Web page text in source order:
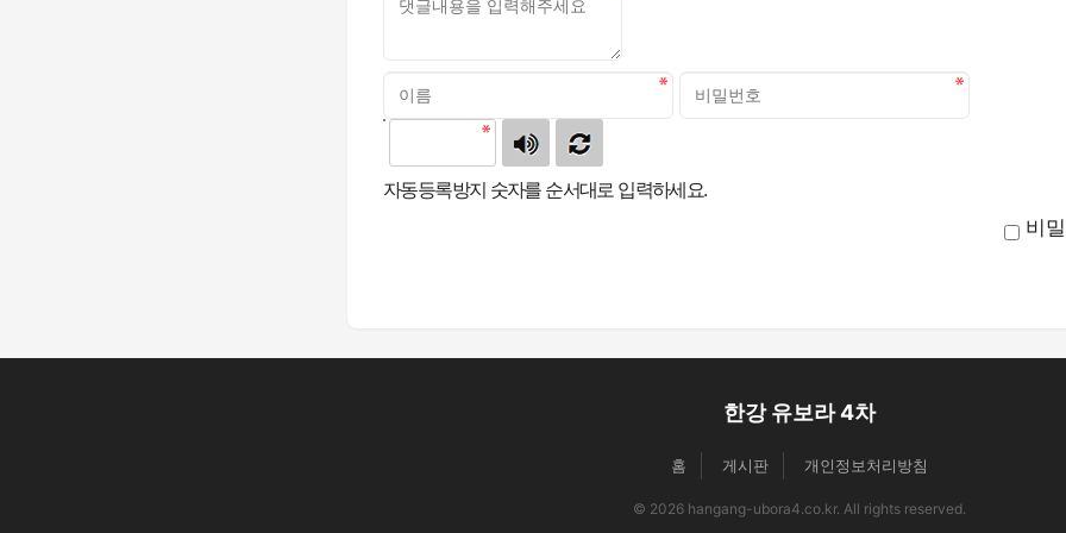
자동등록방지 숫자를 순서대로 입력하세요.
비
한강 유보라 4차
홈 게시판 개인정보처리방침
© 2026 hangang-ubora4.co.kr. All rights reserved.